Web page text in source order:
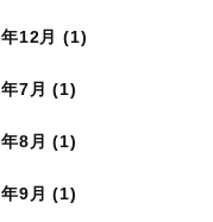
12月 (1)
7月 (1)
8月 (1)
9月 (1)